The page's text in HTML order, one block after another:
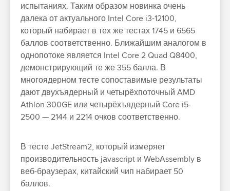
испытаниях. Таким образом новинка очень
далека от актуального Intel Core i3-12100,
который набирает в тех же тестах 1745 и 6565
баллов соответственно. Ближайшим аналогом в
однопотоке является Intel Core 2 Quad Q8400,
демонстрирующий те же 355 балла. В
многоядерном тесте сопоставимые результаты
дают двухъядерный и четырёхпоточный AMD
Athlon 300GE или четырёхъядерный Core i5-
2500 — 2144 и 2214 очков соответственно.
В тесте JetStream2, который измеряет
производительность jаvascript и WebAssembly в
веб-браузерах, китайский чип набирает 50
баллов.